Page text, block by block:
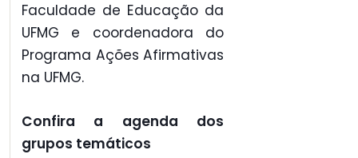
Faculdade de Educação da
UFMG e coordenadora do
Programa Ações Afirmativas
na UFMG.
Confira a agenda dos
grupos temáticos